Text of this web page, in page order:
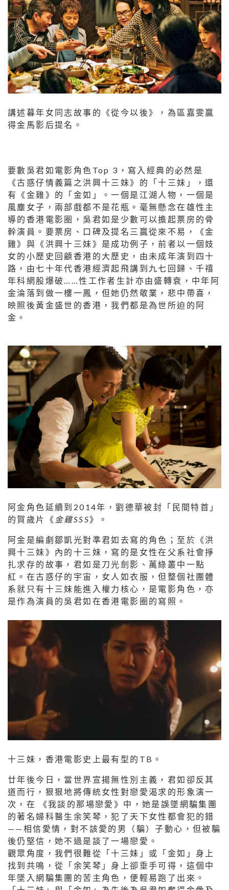
講述暮年女同志故事的《從今以後》，為區嘉雯贏
得金馬影后提名。
要數吳君如電影角色Top 3，寫入經典的必然是
《古惑仔情義篇之洪興十三妹》的「十三妹」，還
有《金雞》的「金如」。一個是江湖人物，一個是
風塵女子，兩部戲都不是花瓶。毫無懸念在雄性主
導的香港電影圈，吳君如是少數可以擔起票房的骨
幹演員。要票房、口碑及提名三贏從來不易，《金
雞》與《洪興十三妹》是成功例子，前者以一個妓
女的小歷史回顧香港的大歷史，由未成年演到四十
路，由七十年代香港經濟起飛講到九七回歸、千禧
年科網股爆破……性工作者生計亦由盛轉衰，中年阿
金淪落到做一樓一鳳，但她仍然敬業，悲中帶喜，
映照後黃金盛世的香港，我們都是為世所迫的阿
金。
阿金角色延續到2014年，劉德華被封「民間特首」
的賀歲片《 金雞SSS》。
阿金是編劇鄒凱光對準君如去寫的角色；至於《洪
興十三妹》內的十三妹，寫的是女性在父系社會掙
扎求存的故事，君如是刀光劍影、萬綠叢中一點
紅。在古惑仔的宇宙，女人如衣服，但整個社團體
系就只有十三妹能進入權力核心，是電影角色，亦
是作為演員的吳君如在香港電影圈的寫照。
十三妹，香港電影史上最有型的TB。
廿年後今日，當世界宣揚無性別主義，君如卻反其
道而行，狠狠地將傳統女性對戀愛渴求的形象演一
次，在 《我談的那場戀愛》中，她是誤墜網騙集團
的著名婦科醫生余笑琴，犯了天下女性都會犯的錯
——相信愛情，對不該愛的男（騙）子動心，但被騙
後仍堅信，她不過是談了一場戀愛。
觀眾角度，我們很難從「十三妹」或「金如」身上
找到共鳴，從「余笑琴」身上卻垂手可得，這個中
年墜入網騙集團的苦主角色，便輕易跑了出來。